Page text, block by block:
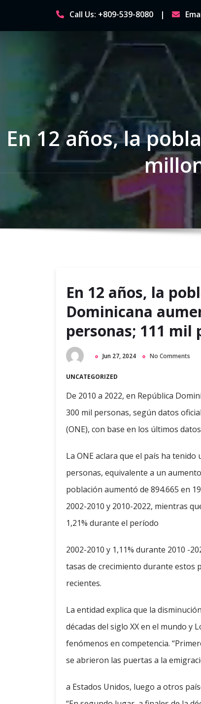
content
Call Us: +809-539-8080
En 12 años, la
En 12 años, la
Dominicana
personas; 111 mil
Jun 27, 2024 No Comments
UNCATEGORIZED
De 2010 a 2022, en República
300 mil personas, según datos
(ONE), con base en los últimos
La ONE aclara que el país ha
personas, equivalente a un
población aumentó de 894.665 en
2002-2010 y 2010-2022, mientras
1,21% durante el período
2002-2010 y 1,11% durante 2010 -
tasas de crecimiento durante estos
recientes.
La entidad explica que la
décadas del siglo XX en el mundo y
fenómenos en competencia.
se abrieron las puertas a la
a Estados Unidos, luego a otros